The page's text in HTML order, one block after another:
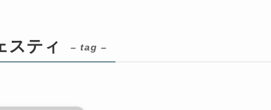
スティ – tag –